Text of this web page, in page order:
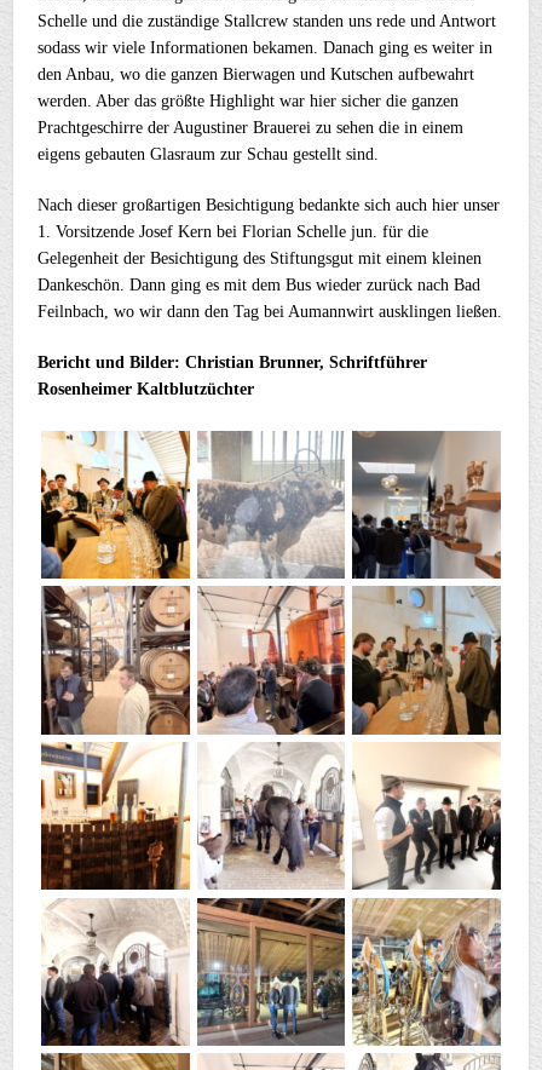
Schelle und die zuständige Stallcrew standen uns rede und Antwort
sodass wir viele Informationen bekamen. Danach ging es weiter in
den Anbau, wo die ganzen Bierwagen und Kutschen aufbewahrt
werden. Aber das größte Highlight war hier sicher die ganzen
Prachtgeschirre der Augustiner Brauerei zu sehen die in einem
eigens gebauten Glasraum zur Schau gestellt sind.
Nach dieser großartigen Besichtigung bedankte sich auch hier unser
1. Vorsitzende Josef Kern bei Florian Schelle jun. für die
Gelegenheit der Besichtigung des Stiftungsgut mit einem kleinen
Dankeschön. Dann ging es mit dem Bus wieder zurück nach Bad
Feilnbach, wo wir dann den Tag bei Aumannwirt ausklingen ließen.
Bericht und Bilder: Christian Brunner, Schriftführer
Rosenheimer Kaltblutzüchter